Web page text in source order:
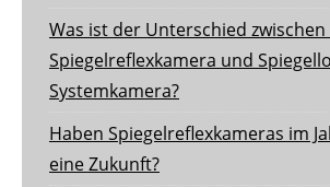
Was ist der Unterschied
Spiegelreflexkamera und
Systemkamera?
Haben Spiegelreflexkameras im
eine Zukunft?